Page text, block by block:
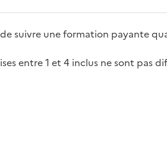
suivre une formation payante
entre 1 et 4 inclus ne sont pas